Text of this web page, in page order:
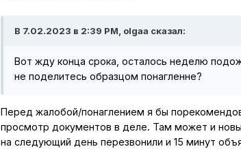
В 7.02.2023 в 2:39 PM, olgaa сказал:
Вот жду конца срока, осталось неделю
не поделитесь образцом понагленне?
Перед жалобой/понаглением я бы
просмотр документов в деле. Там может и
на следующий день перезвонили и 15 минут